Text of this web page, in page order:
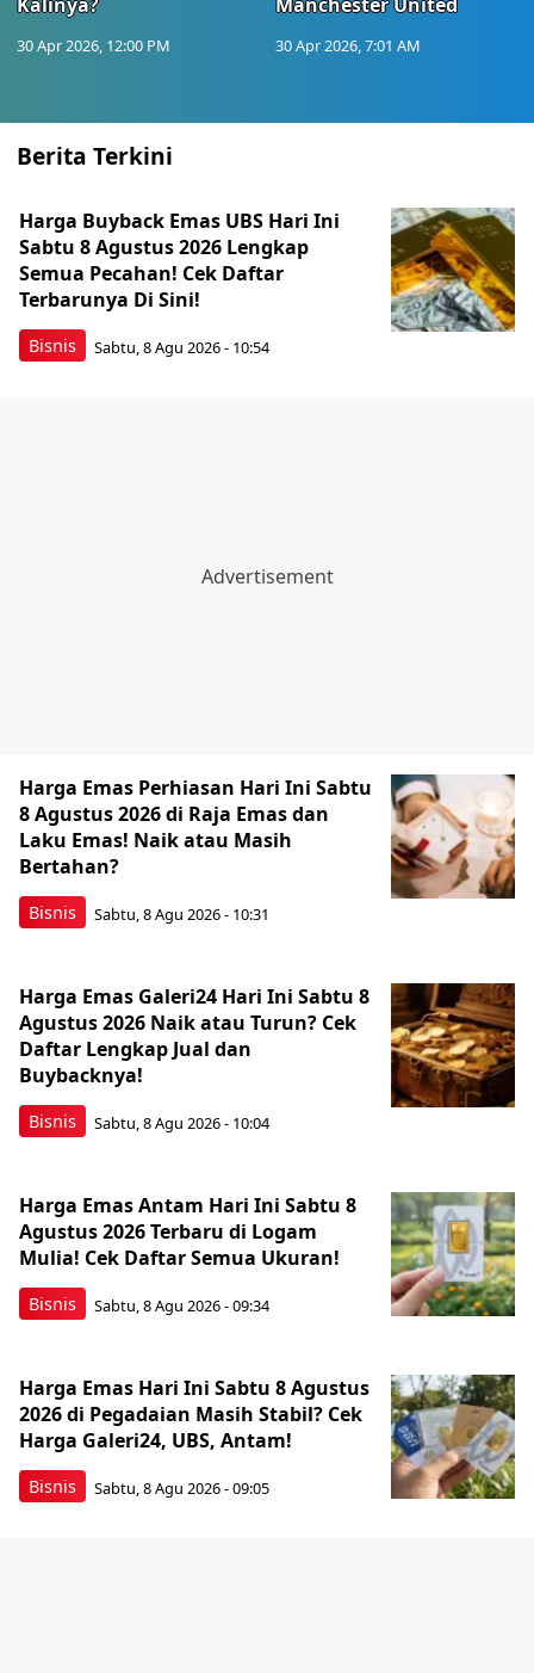
30 Apr 2026, 12:00 PM 30 Apr 2026, 7:01 AM
Berita Terkini
Bisnis
Harga Buyback Emas UBS Hari Ini
Sabtu 8 Agustus 2026 Lengkap
Semua Pecahan! Cek Daftar
Terbarunya Di Sini!
Sabtu, 8 Agu 2026 - 10:54
Bisnis
Harga Emas Perhiasan Hari Ini Sabtu
8 Agustus 2026 di Raja Emas dan
Laku Emas! Naik atau Masih
Bertahan?
Sabtu, 8 Agu 2026 - 10:31
Bisnis
Harga Emas Galeri24 Hari Ini Sabtu 8
Agustus 2026 Naik atau Turun? Cek
Daftar Lengkap Jual dan
Buybacknya!
Sabtu, 8 Agu 2026 - 10:04
Bisnis
Harga Emas Antam Hari Ini Sabtu 8
Agustus 2026 Terbaru di Logam
Mulia! Cek Daftar Semua Ukuran!
Sabtu, 8 Agu 2026 - 09:34
Bisnis
Harga Emas Hari Ini Sabtu 8 Agustus
2026 di Pegadaian Masih Stabil? Cek
Harga Galeri24, UBS, Antam!
Sabtu, 8 Agu 2026 - 09:05